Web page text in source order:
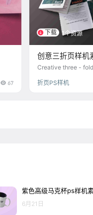
67
下载 1个资源
创意三折页样机
Creative three -
折页PS样机
紫色高级马克杯ps样机
6月21日